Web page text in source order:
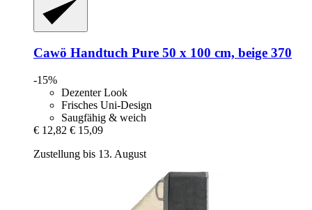
Cawö Handtuch Pure 50 x 100 cm, beige 370
-15%
Dezenter Look
Frisches Uni-Design
Saugfähig & weich
€ 12,82 € 15,09
Zustellung bis 13. August